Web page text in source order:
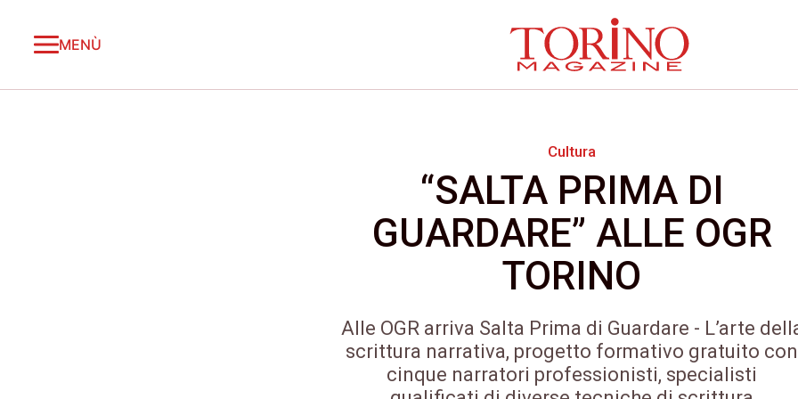
MENÙ
Cultura
“SALTA PRIMA DI
GUARDARE” ALLE OGR
TORINO
Alle OGR arriva Salta Prima di Guardare - L’arte
scrittura narrativa, progetto formativo gratuito con
cinque narratori professionisti, specialisti